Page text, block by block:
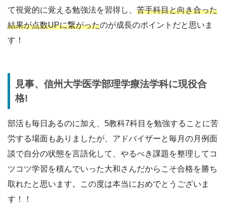
て視覚的に覚える勉強法を習得し、 苦手科目と向き合った
結果が点数UPに繋がったのが成長のポイントだと思いま
す！
見事、信州大学医学部理学療法学科に現役合
格!
部活も毎日あるのに加え、5教科7科目を勉強することに苦
労する場面もありましたが、アドバイザーと毎月の月例面
談で自分の状態を言語化して、やるべき課題を整理してコ
ツコツ学習を積んでいった大和さんだからこそ合格を勝ち
取れたと思います。この度は本当におめでとうございま
す！！